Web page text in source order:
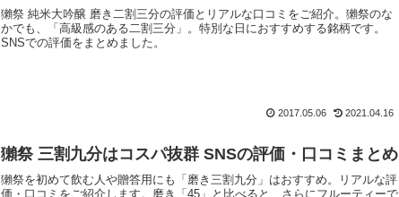
獺祭 純米大吟醸 磨き二割三分の評価とリアルな口コミをご紹介。獺祭のな
かでも、「高級感のある二割三分」。特別な日におすすめする銘柄です。
SNSでの評価をまとめました。
2017.05.06 2021.04.16
獺祭 三割九分はコスパ抜群 SNSの評価・口コミまとめ
獺祭を初めて飲む人や贈答用にも「磨き三割九分」はおすすめ。リアルな評
価・口コミをご紹介します。磨き「45」と比べると、さらにフルーティーで